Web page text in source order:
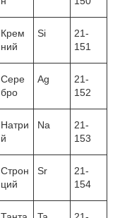
Крем
ний
Si
21-
151
Сере
бро
Ag
21-
152
Натри
й
Na
21-
153
Строн
ций
Sr
21-
154